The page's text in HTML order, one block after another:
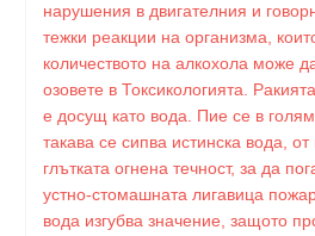
нарушения в двигателния и
тежки реакции на организма,
количеството на алкохола може
озовете в Токсикологията.
е досущ като вода. Пие се в
такава се сипва истинска вода,
глътката огнена течност, за да
устно-стомашната лигавица
вода изгубва значение, защото